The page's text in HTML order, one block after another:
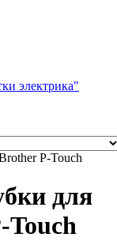
электрика"
для
Touch